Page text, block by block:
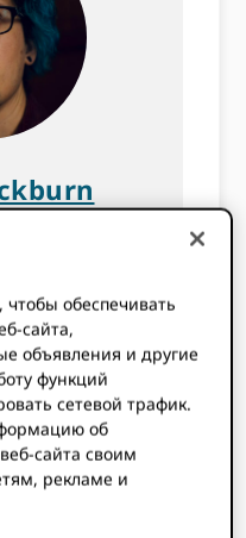
ORCID
сайт,
его в
по
является
по
обеспечивать
сайта,
объявления и другие
функций
сетевой трафик.
об
сайта своим
рекламе и